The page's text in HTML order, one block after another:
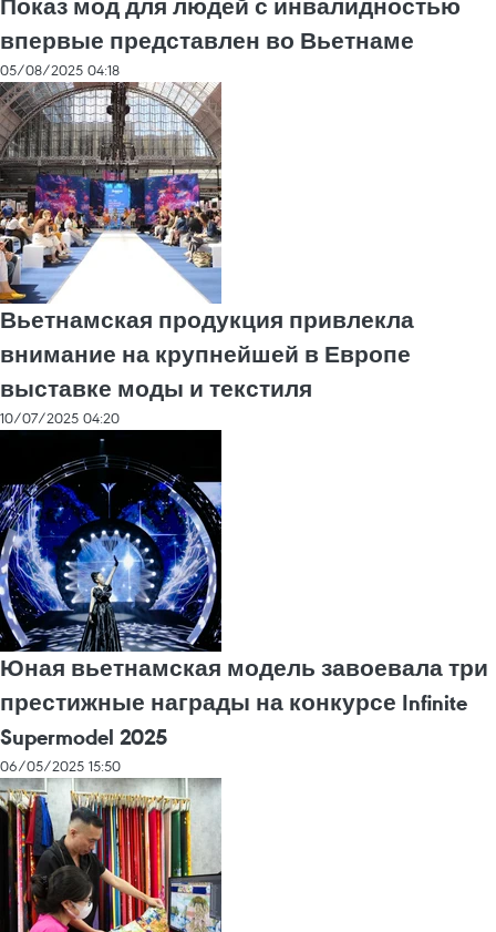
Показ мод для людей с инвалидностью
впервые представлен во Вьетнаме
05/08/2025 04:18
Вьетнамская продукция привлекла
внимание на крупнейшей в Европе
выставке моды и текстиля
10/07/2025 04:20
Юная вьетнамская модель завоевала три
престижные награды на конкурсе Infinite
Supermodel 2025
06/05/2025 15:50